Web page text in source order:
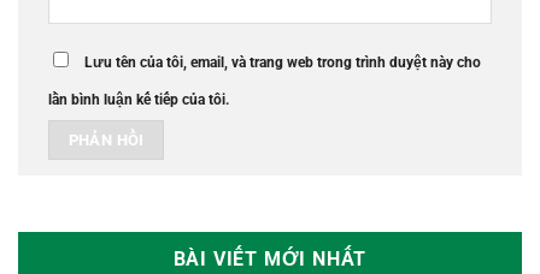
BÀI VIẾT MỚI NHẤT
Lưu tên của tôi, email, và trang web trong trình duyệt này cho
lần bình luận kế tiếp của tôi.